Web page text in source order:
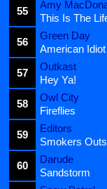
55
Amy
This Is The
56
Green Day
American Idiot
57
Outkast
Hey Ya!
58
Owl City
Fireflies
59
Editors
Smokers
60
Darude
Sandstorm